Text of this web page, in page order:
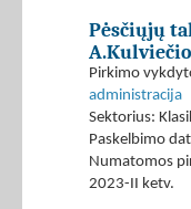
Pėsčiųjų
Pirkimo
administracija
Sektorius:
Paskelbimo
Numatomos
2023-II ketv.